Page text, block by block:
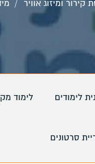
קירור ומיזוג אוויר
לימודים לימוד
סרטונים